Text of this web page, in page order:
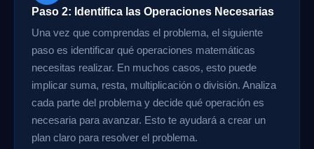
Paso 2: Identifica las Operaciones Necesarias
Una vez que comprendas el problema, el siguiente
paso es identificar qué operaciones matemáticas
necesitas realizar. En muchos casos, esto puede
implicar suma, resta, multiplicación o división. Analiza
cada parte del problema y decide qué operación es
necesaria para avanzar. Esto te ayudará a crear un
plan claro para resolver el problema.